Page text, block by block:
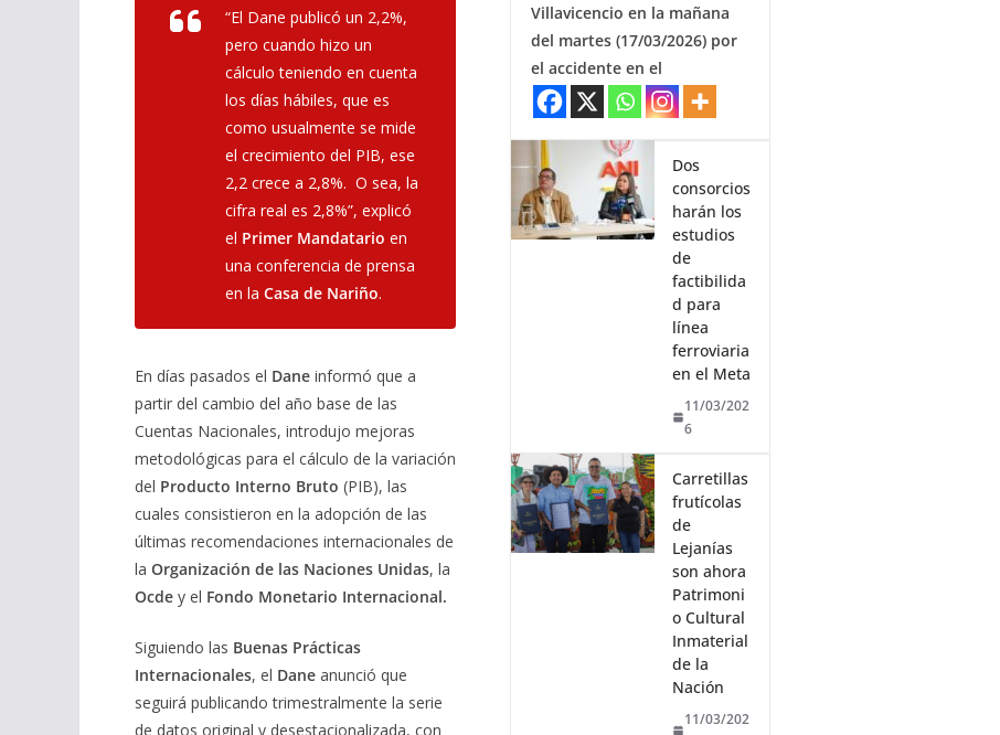
“El Dane publicó un 2,2%,
pero cuando hizo un
cálculo teniendo en cuenta
los días hábiles, que es
como usualmente se mide
el crecimiento del PIB, ese
2,2 crece a 2,8%. O sea, la
cifra real es 2,8%”, explicó
el Primer Mandatario en
una conferencia de prensa
en la Casa de Nariño.
En días pasados el Dane informó que a
partir del cambio del año base de las
Cuentas Nacionales, introdujo mejoras
metodológicas para el cálculo de la variación
del Producto Interno Bruto (PIB), las
cuales consistieron en la adopción de las
últimas recomendaciones internacionales de
la Organización de las Naciones Unidas, la
Ocde y el Fondo Monetario Internacional.
Siguiendo las Buenas Prácticas
Internacionales, el Dane anunció que
seguirá publicando trimestralmente la serie
de datos original y desestacionalizada, con
Villavicencio en la mañana
del martes (17/03/2026) por
el accidente en el
Dos
consorcios
harán los
estudios
de
factibilida
d para
línea
ferroviaria
en el Meta
11/03/202
6
Carretillas
frutícolas
de
Lejanías
son ahora
Patrimoni
o Cultural
Inmaterial
de la
Nación
11/03/202